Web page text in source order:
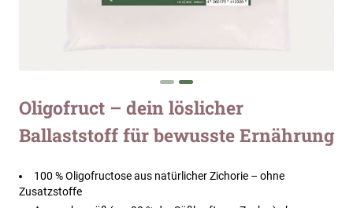
Zum
Anfang
der
Oligofruct – dein löslicher
Ballaststoff für bewusste Ernährung
100 % Oligofructose aus natürlicher Zichorie – ohne
Zusatzstoffe